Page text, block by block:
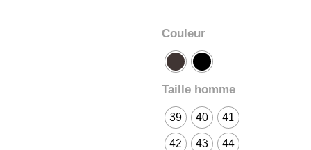
Couleur
Taille homme
39 40 41
42 43 44